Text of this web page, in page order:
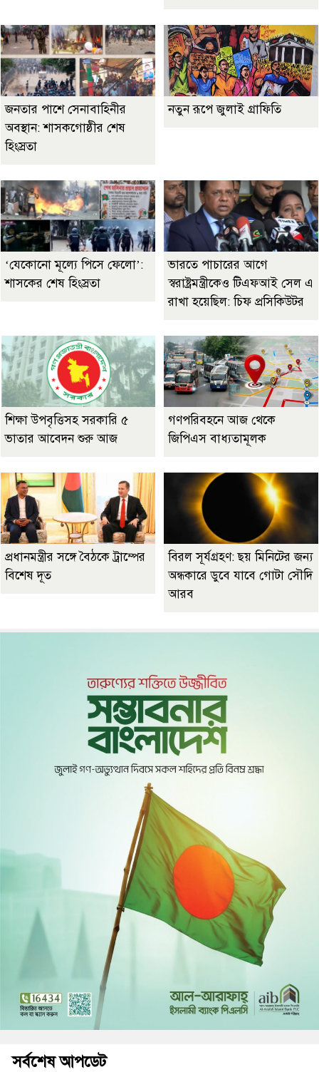
জনতার পাশে সেনাবাহিনীর
অবস্থান: শাসকগোষ্ঠীর শেষ
হিংস্রতা
নতুন রূপে জুলাই গ্রাফিতি
‘যেকোনো মূল্যে পিসে ফেলো’:
শাসকের শেষ হিংস্রতা
ভারতে পাচারের আগে
স্বরাষ্ট্রমন্ত্রীকেও টিএফআই সেল এ
রাখা হয়েছিল: চিফ প্রসিকিউটর
শিক্ষা উপবৃত্তিসহ সরকারি ৫
ভাতার আবেদন শুরু আজ
গণপরিবহনে আজ থেকে
জিপিএস বাধ্যতামূলক
প্রধানমন্ত্রীর সঙ্গে বৈঠকে ট্রাম্পের
বিশেষ দূত
বিরল সূর্যগ্রহণ: ছয় মিনিটের জন্য
অন্ধকারে ডুবে যাবে গোটা সৌদি
আরব
সর্বশেষ আপডেট